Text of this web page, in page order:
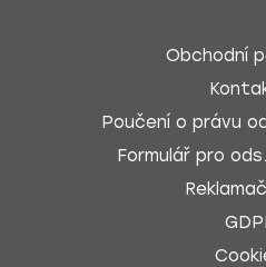
Obchodní
Poučení o právu
Formulář pro